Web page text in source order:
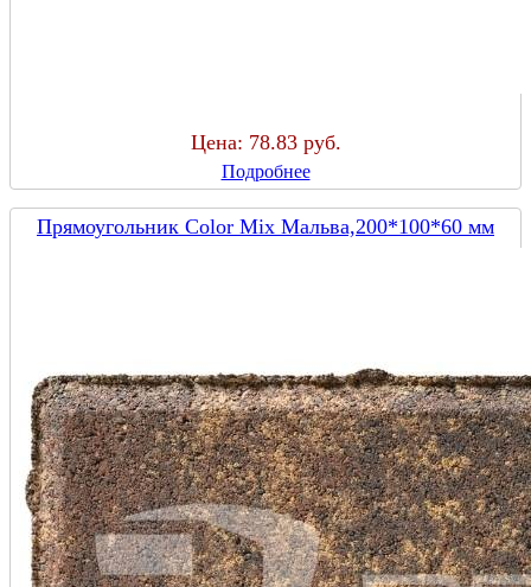
Цена: 78.83 руб.
Подробнее
Прямоугольник Color Mix Мальва,200*100*60 мм